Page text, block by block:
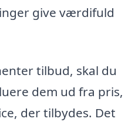
give værdifuld
tilbud, skal du
dem ud fra pris,
der tilbydes. Det